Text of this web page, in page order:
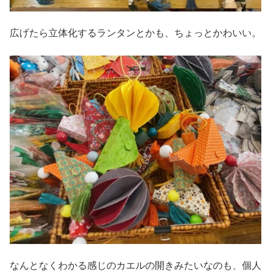
広げたら立体化するランタンとかも、ちょっとかわいい。
なんとなくわかる感じのカエルの開きみたいなのも、個人